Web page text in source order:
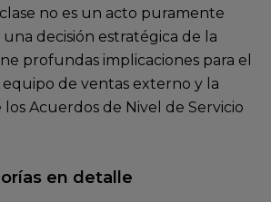
no es un acto puramente
decisión estratégica de la
profundas implicaciones para el
de ventas externo y la
Acuerdos de Nivel de Servicio
en detalle